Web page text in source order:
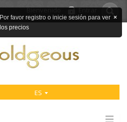
ES
Bienvenido Entrar
×
Por favor registro o inicie sesión para ver
los precios